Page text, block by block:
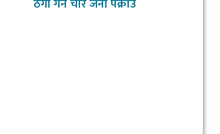
ठगी गर्ने चार जना पक्राउ